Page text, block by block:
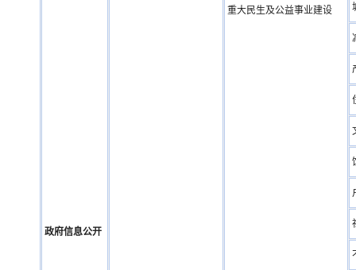
政府信息公开
重大民生及公益事业建设